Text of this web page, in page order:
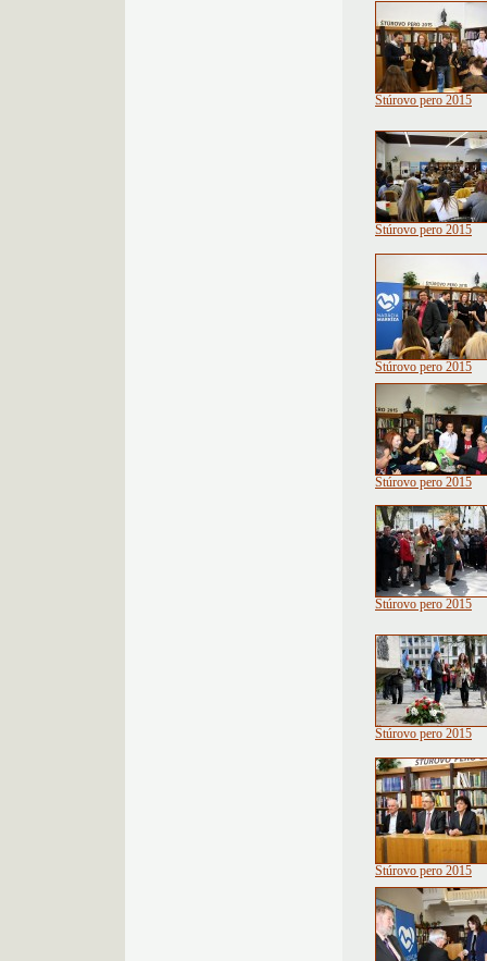
Štúrovo pero 2015
Štúrovo pero 2015
Štúrovo pero 2015
Štúrovo pero 2015
Štúrovo pero 2015
Štúrovo pero 2015
Štúrovo pero 2015